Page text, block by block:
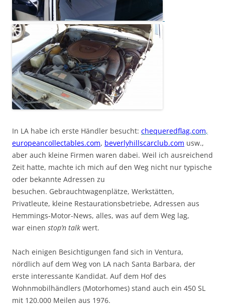
In LA habe ich erste Händler besucht: chequeredflag.com,
europeancollectables.com, beverlyhillscarclub.com usw.,
aber auch kleine Firmen waren dabei. Weil ich ausreichend
Zeit hatte, machte ich mich auf den Weg nicht nur typische
oder bekannte Adressen zu
besuchen. Gebrauchtwagenplätze, Werkstätten,
Privatleute, kleine Restaurationsbetriebe, Adressen aus
Hemmings-Motor-News, alles, was auf dem Weg lag,
war einen stop’n talk wert.
Nach einigen Besichtigungen fand sich in Ventura,
nördlich auf dem Weg von LA nach Santa Barbara, der
erste interessante Kandidat. Auf dem Hof des
Wohnmobilhändlers (Motorhomes) stand auch ein 450 SL
mit 120.000 Meilen aus 1976.